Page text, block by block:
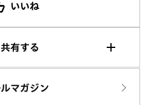
いいね
共有する
ルマガジン